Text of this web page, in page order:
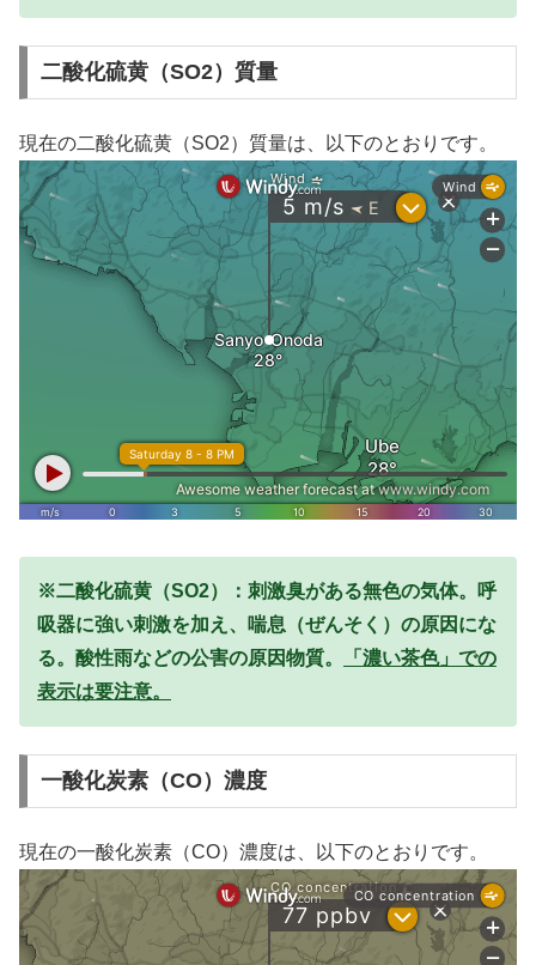
二酸化硫黄（SO2）質量
現在の二酸化硫黄（SO2）質量は、以下のとおりです。
※二酸化硫黄（SO2）：刺激臭がある無色の気体。呼
吸器に強い刺激を加え、喘息（ぜんそく）の原因にな
る。酸性雨などの公害の原因物質。
「濃い茶色」での
表示は要注意。
一酸化炭素（CO）濃度
現在の一酸化炭素（CO）濃度は、以下のとおりです。